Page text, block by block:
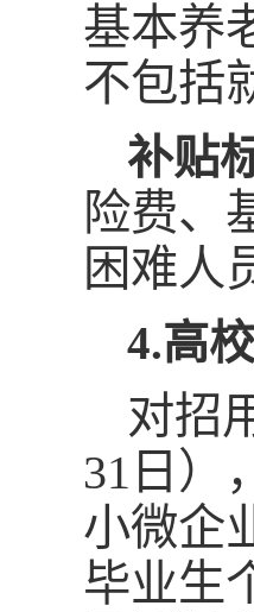
基本养
不包括
补贴
险费、
困难人
4.高
对招
31日）
小微企
毕业生